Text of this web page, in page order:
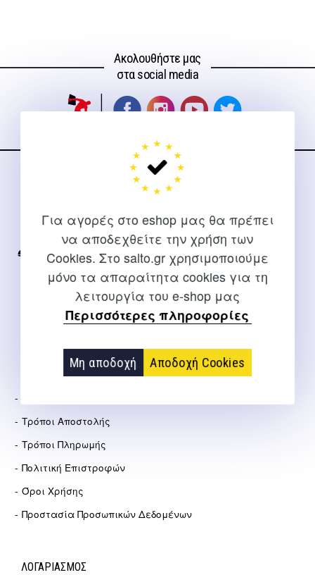
Για αγορές στο eshop μας θα πρέπει
να αποδεχθείτε την χρήση των
Cookies. Στο salto.gr χρησιμοποιούμε
μόνο τα απαραίτητα cookies για τη
λειτουργία του e-shop μας
Περισσότερες πληροφορίες
Μη αποδοχή Αποδοχή Cookies
Ακολουθήστε μας
στα social media
Για διευκρινίσεις και υποστήριξη παραγγελιών μέσω του
2310 267108
info@salto.gr
Αγγελάκη 21, Θεσσαλονίκη
Τρόποι Αποστολής
Τρόποι Πληρωμής
Πολιτική Επιστροφών
Όροι Χρήσης
Προστασία Προσωπικών Δεδομένων
ΛΟΓΑΡΙΑΣΜΟΣ